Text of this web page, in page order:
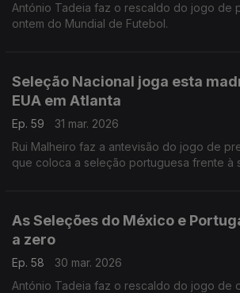
António Tadeia faz o rescaldo do jogo de
ontem do Mundial de Futebol.
Seleção Nacional joga esta
EUA em Atlanta
Ep. 59
31 mar. 2026
Rui Malheiro faz a antevisão do jogo de
que coloca a seleção portuguesa frente à
As Seleções do México e
a zero
Ep. 58
30 mar. 2026
António Tadeia faz o rescaldo do jogo de